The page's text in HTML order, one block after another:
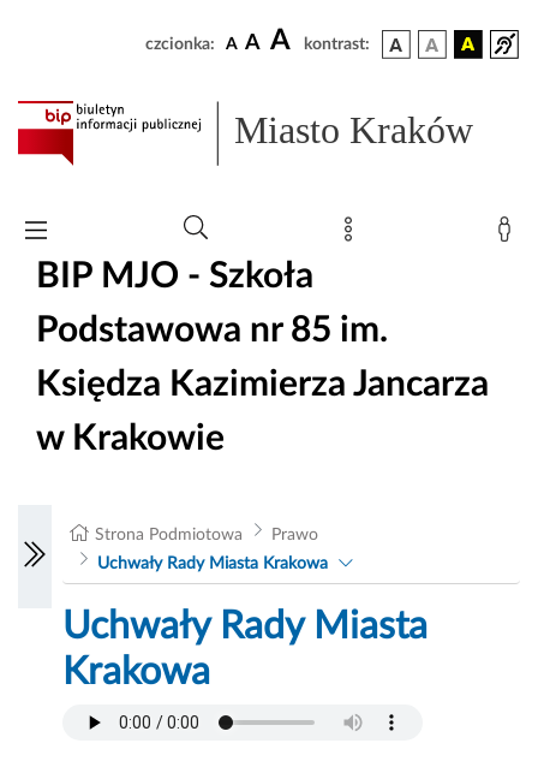
czcionka: A A A kontrast:
Miasto Kraków
BIP MJO - Szkoła
Podstawowa nr 85 im.
Księdza Kazimierza Jancarza
w Krakowie
Strona Podmiotowa
Prawo
Uchwały Rady Miasta Krakowa
Uchwały Rady Miasta
Krakowa